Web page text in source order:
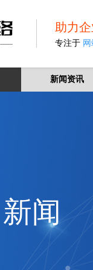
助力
专注于
新闻资讯
闻